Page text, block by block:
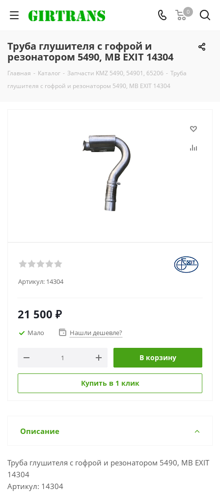
0
Труба глушителя с гофрой и
резонатором 5490, MB EXIT 14304
Главная - Каталог - Запчасти KMZ 5490, 54901, 65206 - Труба
глушителя с гофрой и резонатором 5490, MB EXIT 14304
Артикул: 14304
21 500 ₽
Мало Нашли дешевле?
В корзину
Купить в 1 клик
Описание
Труба глушителя с гофрой и резонатором 5490, MB EXIT
14304
Артикул: 14304